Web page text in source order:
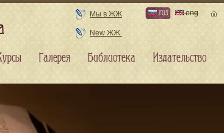
Мы в ЖЖ
New ЖЖ
rus eng
Галерея Библиотека Издательство